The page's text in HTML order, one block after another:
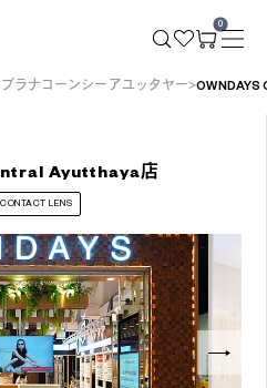
0
プラナコーンシーアユッタヤー
Ayutthaya店
LENS